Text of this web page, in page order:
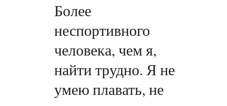
Более
неспортивного
человека, чем я,
найти трудно. Я не
умею плавать, не